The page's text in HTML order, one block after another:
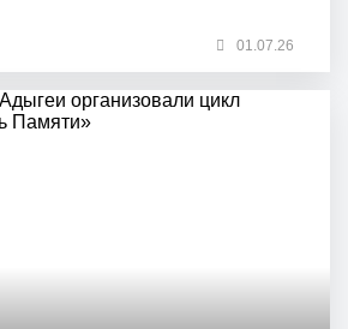
01.07.26